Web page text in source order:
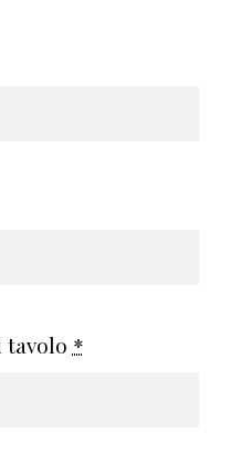
tavolo *